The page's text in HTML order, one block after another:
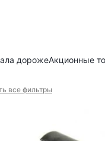
дорожеАкционные
все фильтры